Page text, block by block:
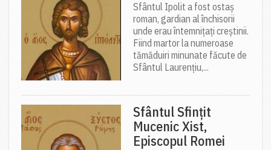
Sfântul Ipolit a fost ostaș
roman, gardian al închisorii
unde erau întemnițați creștinii.
Fiind martor la numeroase
tămăduiri minunate făcute de
Sfântul Laurențiu,...
Sfântul Sfințit
Mucenic Xist,
Episcopul Romei